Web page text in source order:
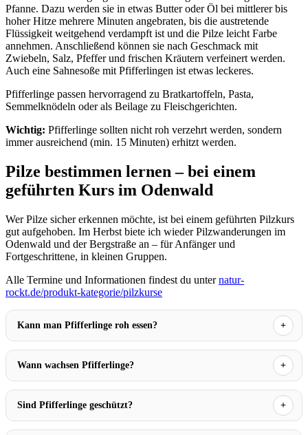
Pfanne. Dazu werden sie in etwas Butter oder Öl bei mittlerer bis
hoher Hitze mehrere Minuten angebraten, bis die austretende
Flüssigkeit weitgehend verdampft ist und die Pilze leicht Farbe
annehmen. Anschließend können sie nach Geschmack mit
Zwiebeln, Salz, Pfeffer und frischen Kräutern verfeinert werden.
Auch eine Sahnesoße mit Pfifferlingen ist etwas leckeres.
Pfifferlinge passen hervorragend zu Bratkartoffeln, Pasta,
Semmelknödeln oder als Beilage zu Fleischgerichten.
Wichtig: Pfifferlinge sollten nicht roh verzehrt werden, sondern
immer ausreichend (min. 15 Minuten) erhitzt werden.
Pilze bestimmen lernen – bei einem
geführten Kurs im Odenwald
Wer Pilze sicher erkennen möchte, ist bei einem geführten Pilzkurs
gut aufgehoben. Im Herbst biete ich wieder Pilzwanderungen im
Odenwald und der Bergstraße an – für Anfänger und
Fortgeschrittene, in kleinen Gruppen.
Alle Termine und Informationen findest du unternatur-
rockt.de/produkt-kategorie/pilzkurse
Kann man Pfifferlinge roh essen?
Wann wachsen Pfifferlinge?
Sind Pfifferlinge geschützt?